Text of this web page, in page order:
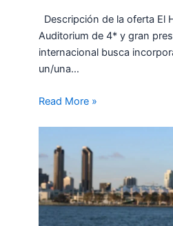
Descripción de la oferta El
Auditorium de 4* y gran
internacional busca
un/una…
Read More »